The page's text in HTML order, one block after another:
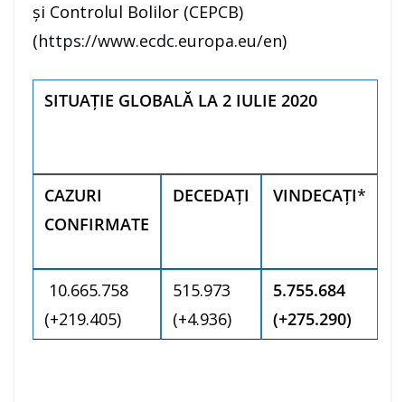
și Controlul Bolilor (CEPCB)
(https://www.ecdc.europa.eu/en)
SITUAȚIE GLOBALĂ LA 2 IULIE 2020
CAZURI
CONFIRMATE
DECEDAȚI VINDECAȚI*
10.665.758
(+219.405)
515.973
(+4.936)
5.755.684
(+275.290)